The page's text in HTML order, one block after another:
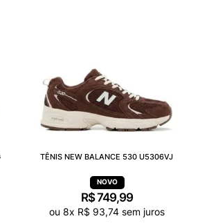
TÊNIS NEW BALANCE 530 U5306VJ
R$749,99
ou 8x R$ 93,74sem juros